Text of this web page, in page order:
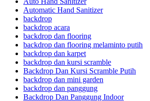
Automatic Hand Sanitizer
backdrop
backdrop acara
backdrop dan flooring
backdrop dan flooring melaminto putih
backdrop dan karpet
backdrop dan kursi scramble
Backdrop Dan Kursi Scramble Putih
backdrop dan mini garden
backdrop dan panggung
Backdrop Dan Panggung Indoor